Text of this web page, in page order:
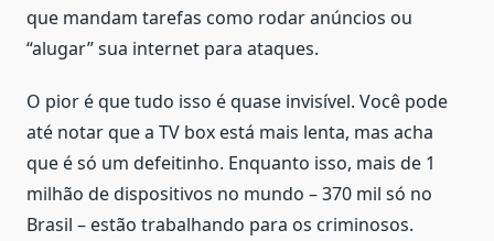
que mandam tarefas como rodar anúncios ou
“alugar” sua internet para ataques.
O pior é que tudo isso é quase invisível. Você pode
até notar que a TV box está mais lenta, mas acha
que é só um defeitinho. Enquanto isso, mais de 1
milhão de dispositivos no mundo – 370 mil só no
Brasil – estão trabalhando para os criminosos.